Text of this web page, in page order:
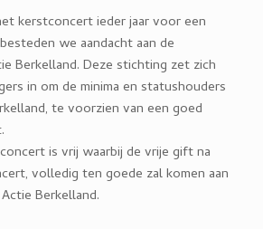
kerstconcert ieder jaar voor een
we aandacht aan de
Berkelland. Deze stichting zet zich
in om de minima en statushouders
te voorzien van een goed
is vrij waarbij de vrije gift na
volledig ten goede zal komen aan
Berkelland.